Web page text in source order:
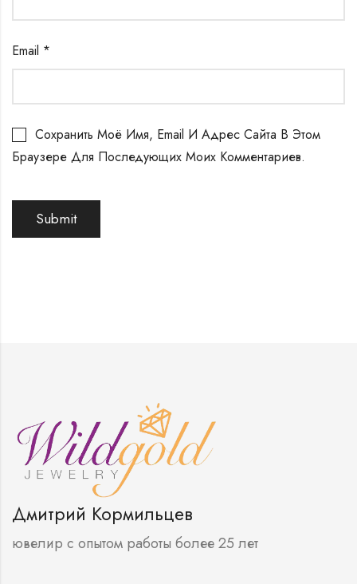
Email *
Сохранить Моё Имя, Email И Адрес Сайта В Этом
Браузере Для Последующих Моих Комментариев.
Дмитрий Кормильцев
ювелир с опытом работы более 25 лет